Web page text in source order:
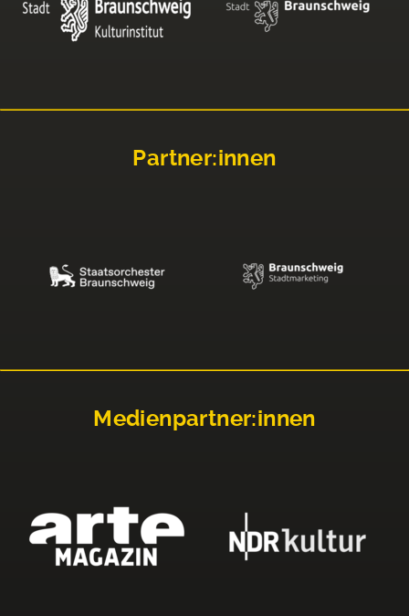
Partner:innen
Medienpartner:innen